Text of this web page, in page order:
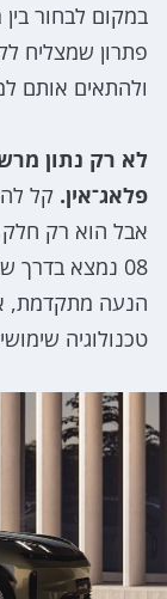
פתרון שמצליח
ולהתאים אותם
לא רק נתון
פלאג־אין.
אבל הוא רק חלק
08 נמצא
הנעה מתקדמת,
טכנולוגיה